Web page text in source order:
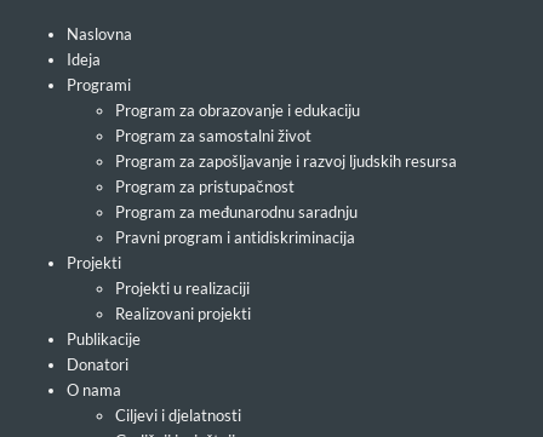
Naslovna
Ideja
Programi
Program za obrazovanje i edukaciju
Program za samostalni život
Program za zapošljavanje i razvoj ljudskih resursa
Program za pristupačnost
Program za međunarodnu saradnju
Pravni program i antidiskriminacija
Projekti
Projekti u realizaciji
Realizovani projekti
Publikacije
Donatori
O nama
Ciljevi i djelatnosti